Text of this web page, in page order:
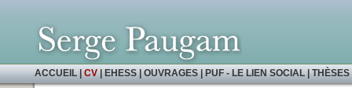
ACCUEIL|CV|EHESS|OUVRAGES|PUF - LE LIEN SOCIAL|THÈSES